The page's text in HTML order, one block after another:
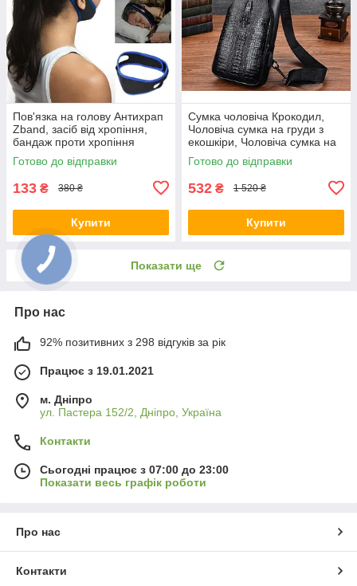
Пов'язка на голову Антихрап
Zband, засіб від хропіння,
бандаж проти хропіння
Готово до відправки
133 ₴ 380 ₴
Купити
Сумка чоловіча Крокодил,
Чоловіча сумка на груди з
екошкіри, Чоловіча сумка на
груди
Готово до відправки
532 ₴ 1 520 ₴
Купити
Показати ще
Про нас
92% позитивних з 298 відгуків за рік
Працює з 19.01.2021
м. Дніпро
ул. Пастера 152/2, Дніпро, Україна
Контакти
Сьогодні працює з 07:00 до 23:00
Показати весь графік роботи
Про нас
Контакти